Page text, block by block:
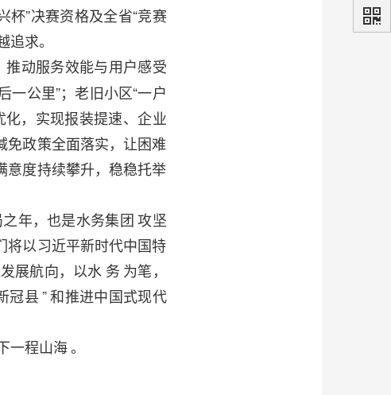
杯”决赛资格及全省“竞赛
求。
动服务效能与用户感受
一公里”；老旧小区“一户
化，实现报装提速、企业
免政策全面落实，让困难
意度持续攀升，稳稳托举
年，也是水务集团 攻坚
将以习近平新时代中国特
展航向，以水 务 为笔，
冠县”和推进中国式现代
一程山海。